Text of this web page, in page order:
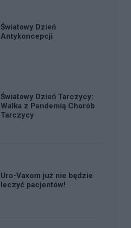
Światowy Dzień
Antykoncepcji
Światowy Dzień Tarczycy:
Walka z Pandemią Chorób
Tarczycy
Uro-Vaxom już nie będzie
leczyć pacjentów!